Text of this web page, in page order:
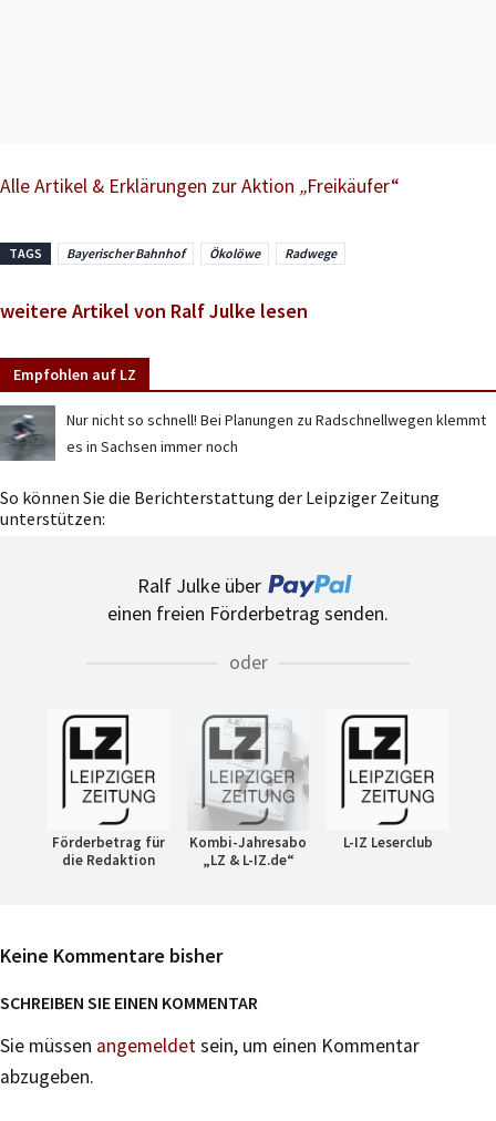
Alle Artikel & Erklärungen zur Aktion „Freikäufer“
TAGS Bayerischer Bahnhof Ökolöwe Radwege
weitere Artikel von Ralf Julke lesen
Empfohlen auf LZ
Nur nicht so schnell! Bei Planungen zu Radschnellwegen klemmt
es in Sachsen immer noch
So können Sie die Berichterstattung der Leipziger Zeitung
unterstützen:
Ralf Julke über
einen freien Förderbetrag senden.
oder
Förderbetrag für
die Redaktion
Kombi-Jahresabo
„LZ & L-IZ.de“
L-IZ Leserclub
Keine Kommentare bisher
SCHREIBEN SIE EINEN KOMMENTAR
Sie müssen angemeldetsein, um einen Kommentar
abzugeben.